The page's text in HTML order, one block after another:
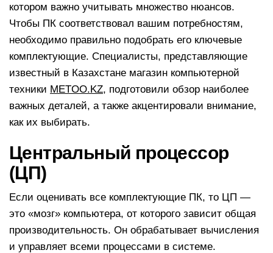
котором важно учитывать множество нюансов.
Чтобы ПК соответствовал вашим потребностям,
необходимо правильно подобрать его ключевые
комплектующие. Специалисты, представляющие
известный в Казахстане магазин компьютерной
техники METOO.KZ, подготовили обзор наиболее
важных деталей, а также акцентировали внимание,
как их выбирать.
Центральный процессор
(ЦП)
Если оценивать все комплектующие ПК, то ЦП —
это «мозг» компьютера, от которого зависит общая
производительность. Он обрабатывает вычисления
и управляет всеми процессами в системе.